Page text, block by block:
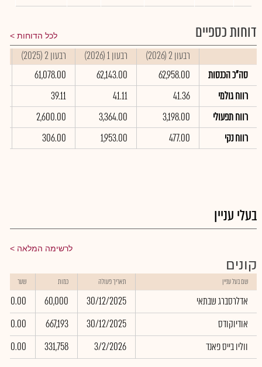
דוחות כספיים לכל הדוחות
רבעון 2 (2026) רבעון 1 (2026) רבעון 2 (2025)
סה"כ הכנסות
62,958.00
62,143.00
61,078.00
רווח גולמי
41.36
41.11
39.11
רווח תפעולי
3,198.00
3,364.00
2,600.00
רווח נקי
477.00
1,953.00
306.00
בעלי עניין
לרשימה המלאה
קונים
שם בעל עניין תאריך פעולה כמות שער
אדלרסברג שבתאי 30/12/2025
60,000
0.00
אודיוקודס
30/12/2025
667,193
0.00
ווליו בייס פאנד
3/2/2026
331,758
0.00